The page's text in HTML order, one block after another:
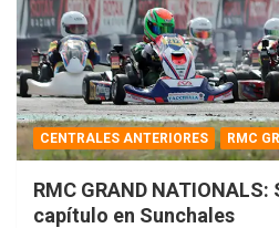
CENTRALES ANTERIORES RMC
RMC GRAND
capítulo en Sunchales